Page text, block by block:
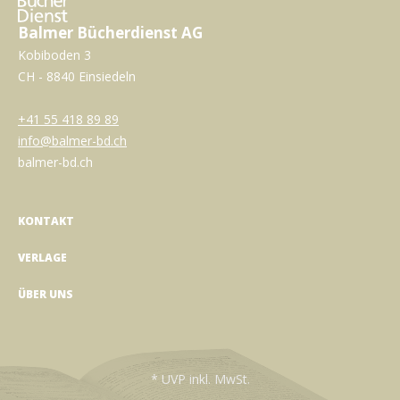
Balmer Bücherdienst AG
Kobiboden 3
CH - 8840 Einsiedeln
+41 55 418 89 89
info@balmer-bd.ch
balmer-bd.ch
KONTAKT
VERLAGE
ÜBER UNS
* UVP inkl. MwSt.